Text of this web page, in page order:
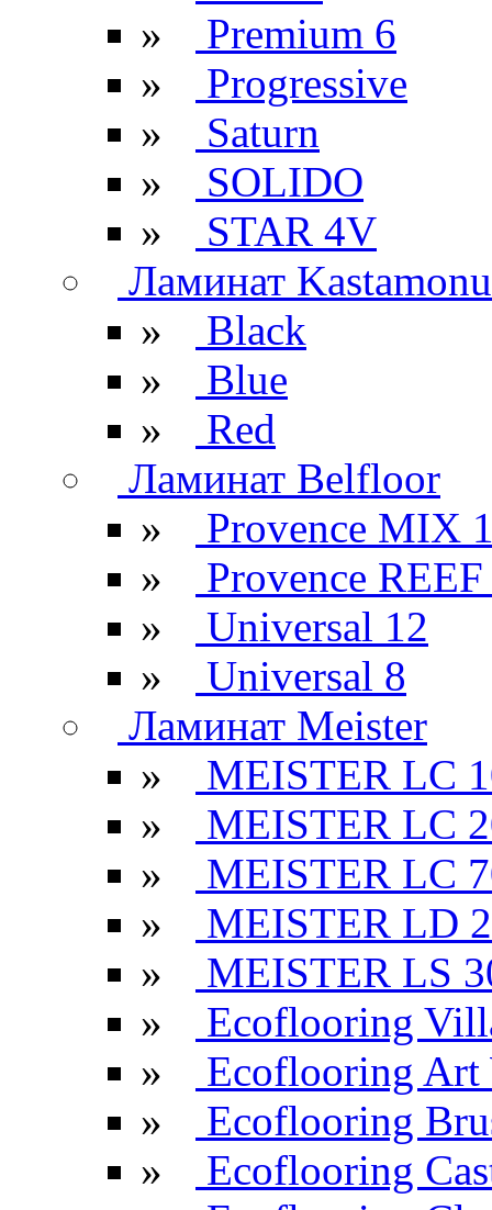
»
Premium 6
»
Progressive
»
Saturn
»
SOLIDO
»
STAR 4V
Ламинат Kastamonu
»
Black
»
Blue
»
Red
Ламинат Belfloor
»
Provence MIX
»
Provence
»
Universal 12
»
Universal 8
Ламинат Meister
»
MEISTER LC
»
MEISTER LC
»
MEISTER LC
»
MEISTER LD
»
MEISTER LS
»
Ecoflooring
»
Ecoflooring Art
»
Ecoflooring
»
Ecoflooring